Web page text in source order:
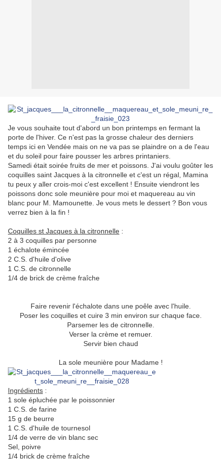
Je vous souhaite tout d'abord un bon printemps en fermant la
porte de l'hiver. Ce n'est pas la grosse chaleur des derniers
temps ici en Vendée mais on ne va pas se plaindre on a de l'eau
et du soleil pour faire pousser les arbres printaniers.
Samedi était soirée fruits de mer et poissons. J'ai voulu goûter les
coquilles saint Jacques à la citronnelle et c'est un régal, Mamina
tu peux y aller crois-moi c'est excellent ! Ensuite viendront les
poissons donc sole meunière pour moi et maquereau au vin
blanc pour M. Mamounette. Je vous mets le dessert ? Bon vous
verrez bien à la fin !
Coquilles st Jacques à la citronnelle :
2 à 3 coquilles par personne
1 échalote émincée
2 C.S. d'huile d'olive
1 C.S. de citronnelle
1/4 de brick de crème fraîche
Faire revenir l'échalote dans une poêle avec l'huile.
Poser les coquilles et cuire 3 min environ sur chaque face.
Parsemer les de citronnelle.
Verser la crème et remuer.
Servir bien chaud
La sole meunière pour Madame !
Ingrédients :
1 sole épluchée par le poissonnier
1 C.S. de farine
15 g de beurre
1 C.S. d'huile de tournesol
1/4 de verre de vin blanc sec
Sel, poivre
1/4 brick de crème fraîche